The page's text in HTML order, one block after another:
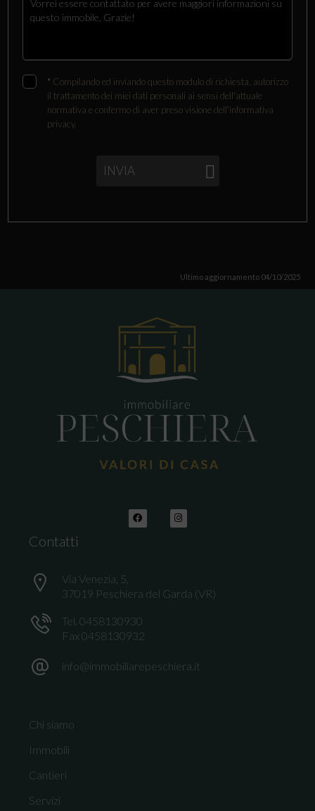
* Compilando ed inviando questo modulo di richiesta, autorizzo
il trattamento dei miei dati personali ai sensi dell'attuale
normativa e confermo di aver preso visione dell'informativa
privacy.
INVIA
Ultimo aggiornamento 04/10/2025
Contatti
Via Venezia, 5,
37019 Peschiera del Garda (VR)
Tel. 0458130930
Fax 0458130932
info@immobiliarepeschiera.it
Chi siamo
Immobili
Cantieri
Servizi